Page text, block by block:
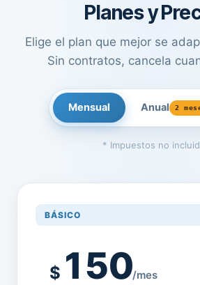
Planes y
Elige el plan que mejor se
Sin contratos, cancela
Mensual Anual 2
* Impuestos no
BÁSICO
$ 150/mes